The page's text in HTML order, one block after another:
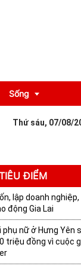
Sống
lịch
sau mưa lớn khiến
Thứ sáu, 07/08/
ĐIỂM
lập doanh
động Gia Lai
phụ nữ ở Hưng Yên
triệu đồng vì cuộc